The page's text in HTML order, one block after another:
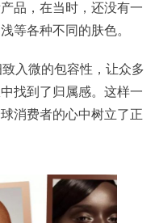
品，在当时，还没有一
等各种不同的肤色。
入微的包容性，让众多
找到了归属感。这样一
消费者的心中树立了正